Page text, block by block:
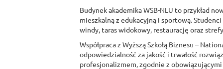
Budynek akademika WSB-NLU to przykład
mieszkalną z edukacyjną i sportową.
windy, taras widokowy, restaurację oraz
Współpraca z Wyższą Szkołą Biznesu –
odpowiedzialność za jakość i trwałość
profesjonalizmem, zgodnie z